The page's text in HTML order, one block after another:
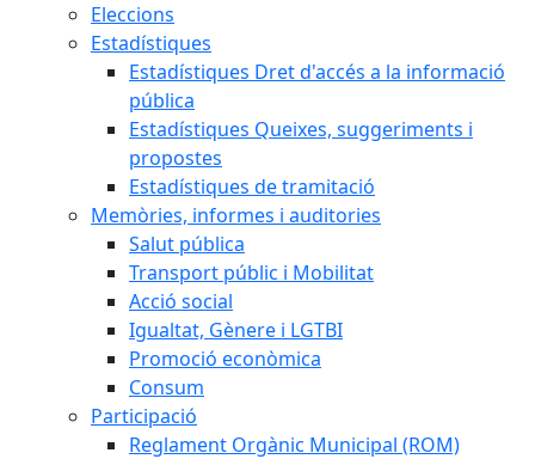
Eleccions
Estadístiques
Estadístiques Dret d'accés a la informació
pública
Estadístiques Queixes, suggeriments i
propostes
Estadístiques de tramitació
Memòries, informes i auditories
Salut pública
Transport públic i Mobilitat
Acció social
Igualtat, Gènere i LGTBI
Promoció econòmica
Consum
Participació
Reglament Orgànic Municipal (ROM)